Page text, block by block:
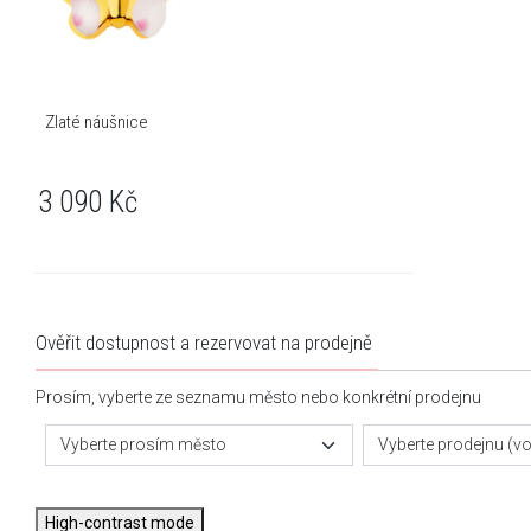
Zlaté náušnice
3 090 Kč
Ověřit dostupnost a rezervovat na prodejně
Prosím, vyberte ze seznamu město nebo konkrétní prodejnu
Vyberte prosím město Vyberte prodejnu
High-contrast mode